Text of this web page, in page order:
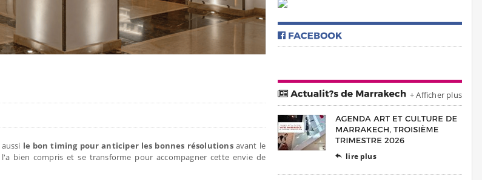
le bon timing pour anticiper les bonnes résolutionsavant le
bien compris et se transforme pour accompagner cette envie de
+ Afficher plus
 lire plus